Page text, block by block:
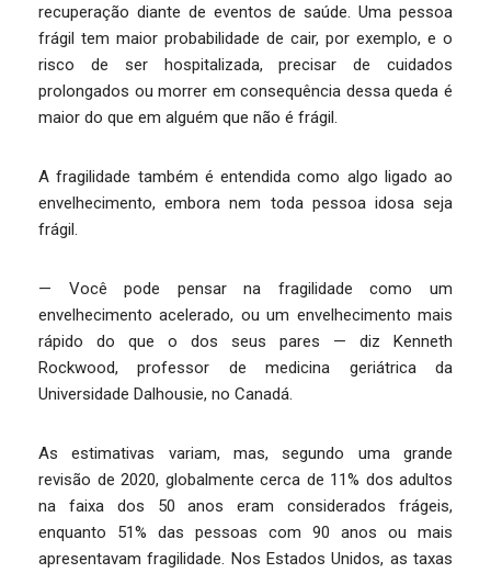
recuperação diante de eventos de saúde. Uma pessoa
frágil tem maior probabilidade de cair, por exemplo, e o
risco de ser hospitalizada, precisar de cuidados
prolongados ou morrer em consequência dessa queda é
maior do que em alguém que não é frágil.
A fragilidade também é entendida como algo ligado ao
envelhecimento, embora nem toda pessoa idosa seja
frágil.
— Você pode pensar na fragilidade como um
envelhecimento acelerado, ou um envelhecimento mais
rápido do que o dos seus pares — diz Kenneth
Rockwood, professor de medicina geriátrica da
Universidade Dalhousie, no Canadá.
As estimativas variam, mas, segundo uma grande
revisão de 2020, globalmente cerca de 11% dos adultos
na faixa dos 50 anos eram considerados frágeis,
enquanto 51% das pessoas com 90 anos ou mais
apresentavam fragilidade. Nos Estados Unidos, as taxas